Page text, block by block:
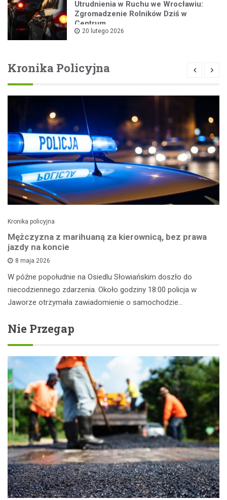
Utrudnienia w Ruchu we Wrocławiu:
Zgromadzenie Rolników Dziś w
Centrum
20 lutego 2026
Kronika Policyjna
Kronika policyjna
Mężczyzna z marihuaną za kierownicą, bez prawa
jazdy na koncie
8 maja 2026
W późne popołudnie na Osiedlu Słowiańskim doszło do
niecodziennego zdarzenia. Około godziny 18:00 policja w
Jaworze otrzymała zawiadomienie o samochodzie…
Nie Przegap